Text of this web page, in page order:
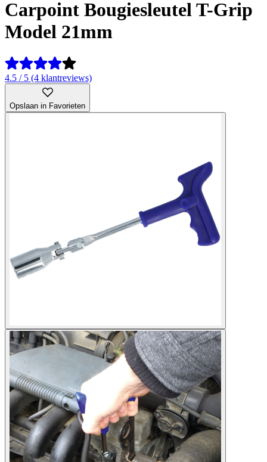
Carpoint Bougiesleutel T-Grip
Model 21mm
4.5 / 5 (4 klantreviews)
Opslaan in Favorieten